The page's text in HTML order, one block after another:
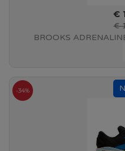
€
€
BROOKS
GREEN/NIGHT
-34%